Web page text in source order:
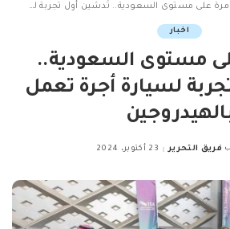
على مستوى السعودية.. تُدشين أول تجربة لسيارة أجرة تعمل بالهيدروجين
اخبار
مستوى السعودية..
لسيارة أجرة تعمل
فريق التحرير 23 أكتوبر، 2024